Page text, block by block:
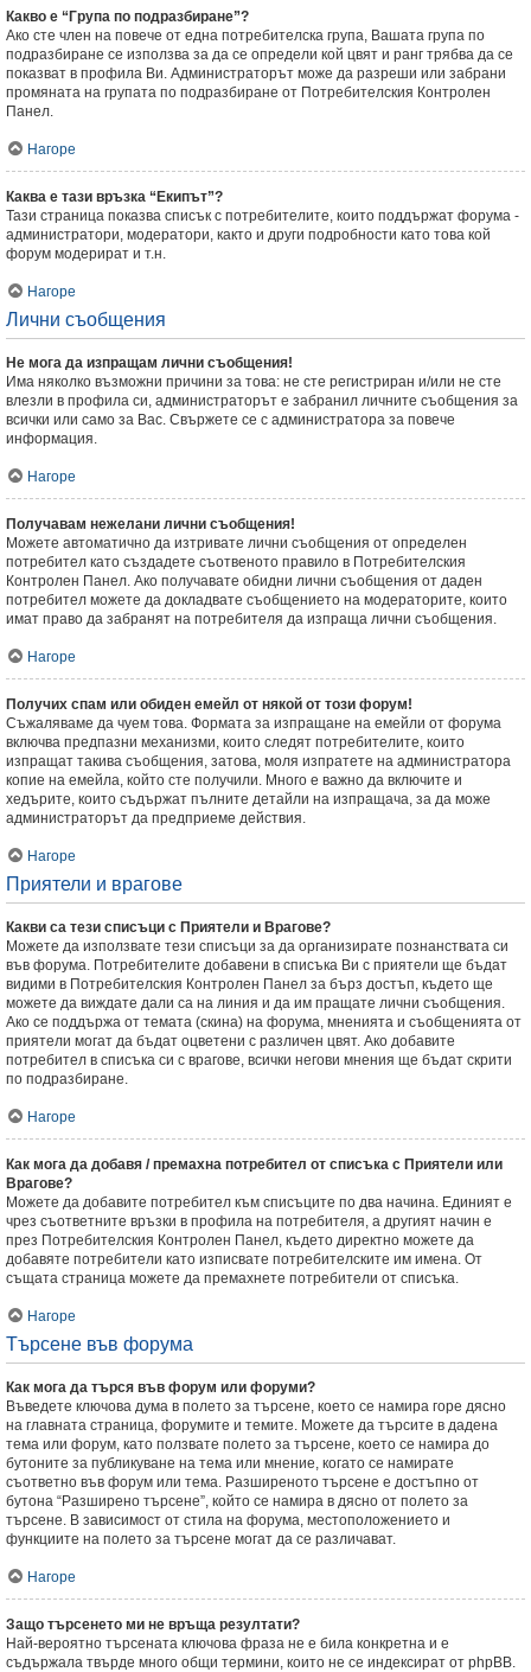
Какво е “Група по подразбиране”?
Ако сте член на повече от една потребителска група, Вашата група по
подразбиране се използва за да се определи кой цвят и ранг трябва да се
показват в профила Ви. Администраторът може да разреши или забрани
промяната на групата по подразбиране от Потребителския Контролен
Панел.
Нагоре
Каква е тази връзка “Екипът”?
Тази страница показва списък с потребителите, които поддържат форума -
администратори, модератори, както и други подробности като това кой
форум модерират и т.н.
Нагоре
Лични съобщения
Не мога да изпращам лични съобщения!
Има няколко възможни причини за това: не сте регистриран и/или не сте
влезли в профила си, администраторът е забранил личните съобщения за
всички или само за Вас. Свържете се с администратора за повече
информация.
Нагоре
Получавам нежелани лични съобщения!
Можете автоматично да изтривате лични съобщения от определен
потребител като създадете съотвеното правило в Потребителския
Контролен Панел. Ако получавате обидни лични съобщения от даден
потребител можете да докладвате съобщението на модераторите, които
имат право да забранят на потребителя да изпраща лични съобщения.
Нагоре
Получих спам или обиден емейл от някой от този форум!
Съжаляваме да чуем това. Формата за изпращане на емейли от форума
включва предпазни механизми, които следят потребителите, които
изпращат такива съобщения, затова, моля изпратете на администратора
копие на емейла, който сте получили. Много е важно да включите и
хедърите, които съдържат пълните детайли на изпращача, за да може
администраторът да предприеме действия.
Нагоре
Приятели и врагове
Какви са тези списъци с Приятели и Врагове?
Можете да използвате тези списъци за да организирате познанствата си
във форума. Потребителите добавени в списъка Ви с приятели ще бъдат
видими в Потребителския Контролен Панел за бърз достъп, където ще
можете да виждате дали са на линия и да им пращате лични съобщения.
Ако се поддържа от темата (скина) на форума, мненията и съобщенията от
приятели могат да бъдат оцветени с различен цвят. Ако добавите
потребител в списъка си с врагове, всички негови мнения ще бъдат скрити
по подразбиране.
Нагоре
Как мога да добавя / премахна потребител от списъка с Приятели или
Врагове?
Можете да добавите потребител към списъците по два начина. Единият е
чрез съответните връзки в профила на потребителя, а другият начин е
през Потребителския Контролен Панел, където директно можете да
добавяте потребители като изписвате потребителските им имена. От
същата страница можете да премахнете потребители от списъка.
Нагоре
Търсене във форума
Как мога да търся във форум или форуми?
Въведете ключова дума в полето за търсене, което се намира горе дясно
на главната страница, форумите и темите. Можете да търсите в дадена
тема или форум, като ползвате полето за търсене, което се намира до
бутоните за публикуване на тема или мнение, когато се намирате
съответно във форум или тема. Разширеното търсене е достъпно от
бутона “Разширено търсене”, който се намира в дясно от полето за
търсене. В зависимост от стила на форума, местоположението и
функциите на полето за търсене могат да се различават.
Нагоре
Защо търсенето ми не връща резултати?
Най-вероятно търсената ключова фраза не е била конкретна и е
съдържала твърде много общи термини, които не се индексират от phpBB.